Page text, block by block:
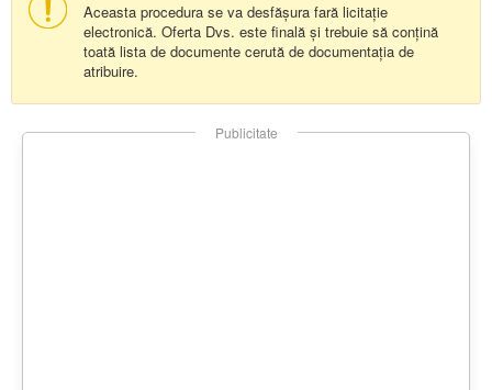
Aceasta procedura se va desfășura fară licitație
electronică. Oferta Dvs. este finală și trebuie să conțină
toată lista de documente cerută de documentația de
atribuire.
Publicitate